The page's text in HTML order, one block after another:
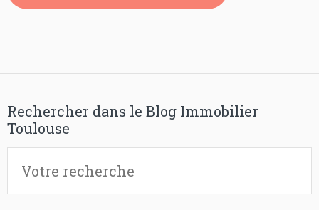
Rechercher dans le Blog Immobilier
Toulouse